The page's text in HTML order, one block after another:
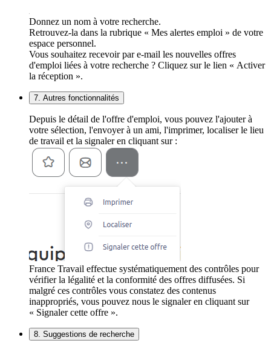
Donnez un nom à votre recherche.
Retrouvez-la dans la rubrique « Mes alertes emploi » de votre
espace personnel.
Vous souhaitez recevoir par e-mail les nouvelles offres
d'emploi liées à votre recherche ? Cliquez sur le lien « Activer
la réception ».
7. Autres fonctionnalités
Depuis le détail de l'offre d'emploi, vous pouvez l'ajouter à
votre sélection, l'envoyer à un ami, l'imprimer, localiser le lieu
de travail et la signaler en cliquant sur :
France Travail effectue systématiquement des contrôles pour
vérifier la légalité et la conformité des offres diffusées. Si
malgré ces contrôles vous constatez des contenus
inappropriés, vous pouvez nous le signaler en cliquant sur
« Signaler cette offre ».
8. Suggestions de recherche